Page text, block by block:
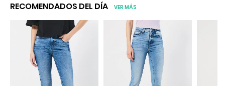
RECOMENDADOS DEL DÍA VER MÁS